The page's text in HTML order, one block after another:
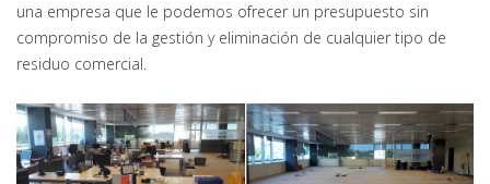
una empresa que le podemos ofrecer un presupuesto sin
compromiso de la gestión y eliminación de cualquier tipo de
residuo comercial.